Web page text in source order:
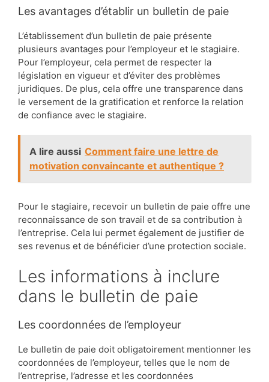
Les avantages d’établir un bulletin de paie
L’établissement d’un bulletin de paie présente
plusieurs avantages pour l’employeur et le stagiaire.
Pour l’employeur, cela permet de respecter la
législation en vigueur et d’éviter des problèmes
juridiques. De plus, cela offre une transparence dans
le versement de la gratification et renforce la relation
de confiance avec le stagiaire.
A lire aussi Comment faire une lettre de
motivation convaincante et authentique ?
Pour le stagiaire, recevoir un bulletin de paie offre une
reconnaissance de son travail et de sa contribution à
l’entreprise. Cela lui permet également de justifier de
ses revenus et de bénéficier d’une protection sociale.
Les informations à inclure
dans le bulletin de paie
Les coordonnées de l’employeur
Le bulletin de paie doit obligatoirement mentionner les
coordonnées de l’employeur, telles que le nom de
l’entreprise, l’adresse et les coordonnées